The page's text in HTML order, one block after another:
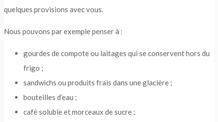
quelques provisions avec vous.
Nous pouvons par exemple penser à :
gourdes de compote ou laitages qui se conservent hors du
frigo ;
sandwichs ou produits frais dans une glacière ;
bouteilles d’eau ;
café soluble et morceaux de sucre ;